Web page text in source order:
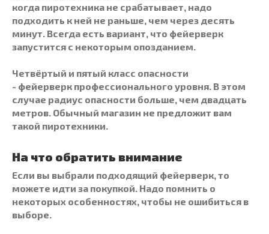
когда пиротехника не срабатывает, надо
подходить к ней не раньше, чем через десять
минут. Всегда есть вариант, что фейерверк
запустится с некоторым опозданием.
Четвёртый и пятый класс опасности
- фейерверк профессионального уровня. В этом
случае радиус опасности больше, чем двадцать
метров. Обычный магазин не предложит вам
такой пиротехники.
На что обратить внимание
Если вы выбрали подходящий фейерверк , то
можете идти за покупкой. Надо помнить о
некоторых особенностях, чтобы не ошибиться в
выборе.